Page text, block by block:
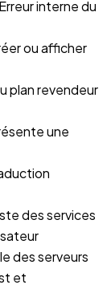
interne du
ou afficher
plan revendeur
une
des services
des serveurs
et